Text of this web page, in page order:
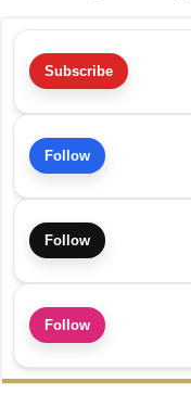
Subscribe
Follow
Follow
Follow